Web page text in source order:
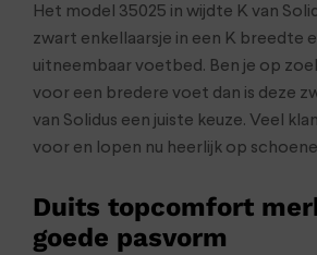
Het model 35025 in wijdte K van
zwart enkellaarsje in een K breedte
uitneembaar voetbed. Ben je op
voor een bredere voet dan is deze
van Solidus een juiste keuze. Veel
voor en lopen nu heerlijk op
Duits topcomfort
goede pasvorm